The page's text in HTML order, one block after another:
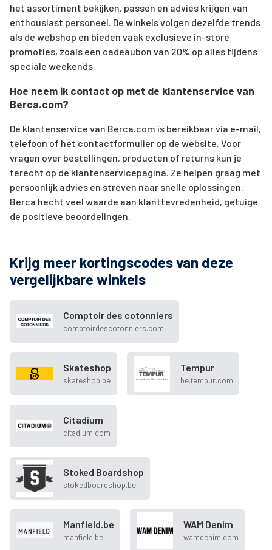
het assortiment bekijken, passen en advies krijgen van
enthousiast personeel. De winkels volgen dezelfde trends
als de webshop en bieden vaak exclusieve in-store
promoties, zoals een cadeaubon van 20% op alles tijdens
speciale weekends.
Hoe neem ik contact op met de klantenservice van
Berca.com?
De klantenservice van Berca.com is bereikbaar via e-mail,
telefoon of het contactformulier op de website. Voor
vragen over bestellingen, producten of returns kun je
terecht op de klantenservicepagina. Ze helpen graag met
persoonlijk advies en streven naar snelle oplossingen.
Berca hecht veel waarde aan klanttevredenheid, getuige
de positieve beoordelingen.
Krijg meer kortingscodes van deze
vergelijkbare winkels
Comptoir des cotonniers
comptoirdescotonniers.com
Skateshop
skateshop.be
Tempur
be.tempur.com
Citadium
citadium.com
Stoked Boardshop
stokedboardshop.be
Manfield.be
manfield.be
WAM Denim
wamdenim.com